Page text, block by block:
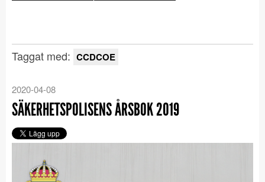
Taggat med: CCDCOE
2020-04-08
SÄKERHETSPOLISENS ÅRSBOK 2019